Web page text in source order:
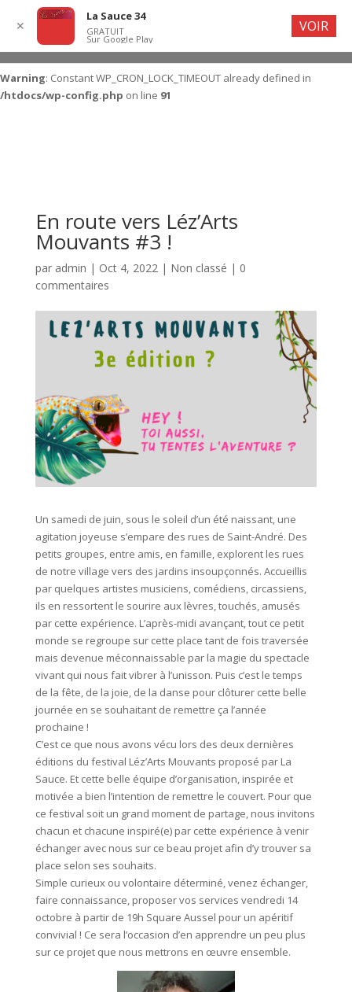
Warning : Constant WP_CRON_LOCK_TIMEOUT already defined in
/htdocs/wp-config.php on line 91
En route vers Léz’Arts
Mouvants #3 !
par admin | Oct 4, 2022| Non classé | 0
commentaires
Un samedi de juin, sous le soleil d’un été naissant, une
agitation joyeuse s’empare des rues de Saint-André. Des
petits groupes, entre amis, en famille, explorent les rues
de notre village vers des jardins insoupçonnés. Accueillis
par quelques artistes musiciens, comédiens, circassiens,
ils en ressortent le sourire aux lèvres, touchés, amusés
par cette expérience. L’après-midi avançant, tout ce petit
monde se regroupe sur cette place tant de fois traversée
mais devenue méconnaissable par la magie du spectacle
vivant qui nous fait vibrer à l’unisson. Puis c’est le temps
de la fête, de la joie, de la danse pour clôturer cette belle
journée en se souhaitant de remettre ça l’année
prochaine !
C’est ce que nous avons vécu lors des deux dernières
éditions du festival Léz’Arts Mouvants proposé par La
Sauce. Et cette belle équipe d’organisation, inspirée et
motivée a bien l’intention de remettre le couvert. Pour que
ce festival soit un grand moment de partage, nous invitons
chacun et chacune inspiré(e) par cette expérience à venir
échanger avec nous sur ce beau projet afin d’y trouver sa
place selon ses souhaits.
Simple curieux ou volontaire déterminé, venez échanger,
faire connaissance, proposer vos services vendredi 14
octobre à partir de 19h Square Aussel pour un apéritif
convivial ! Ce sera l’occasion d’en apprendre un peu plus
sur ce projet que nous mettrons en œuvre ensemble.
✕
La Sauce 34
GRATUIT
Sur Google Play
VOIR